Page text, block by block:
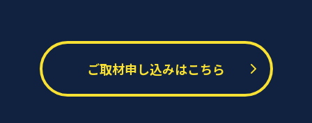
ご取材申し込みはこちら